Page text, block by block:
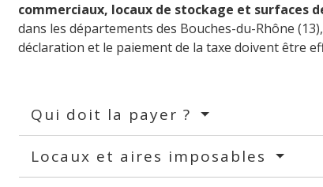
commerciaux, locaux de stockage et surfaces
dans les départements des Bouches-du-Rhône
déclaration et le paiement de la taxe doivent être
Qui doit la payer ?
Locaux et aires imposables